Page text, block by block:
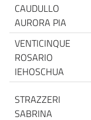
CAUDULLO
AURORA PIA
VENTICINQUE
ROSARIO
IEHOSCHUA
STRAZZERI
SABRINA